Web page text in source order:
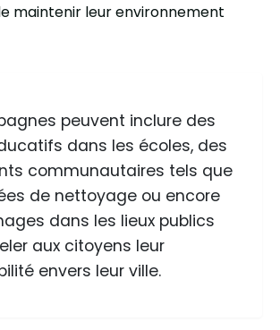
maintenir leur environnement
peuvent inclure des
dans les écoles, des
communautaires tels que
de nettoyage ou encore
dans les lieux publics
aux citoyens leur
envers leur ville.